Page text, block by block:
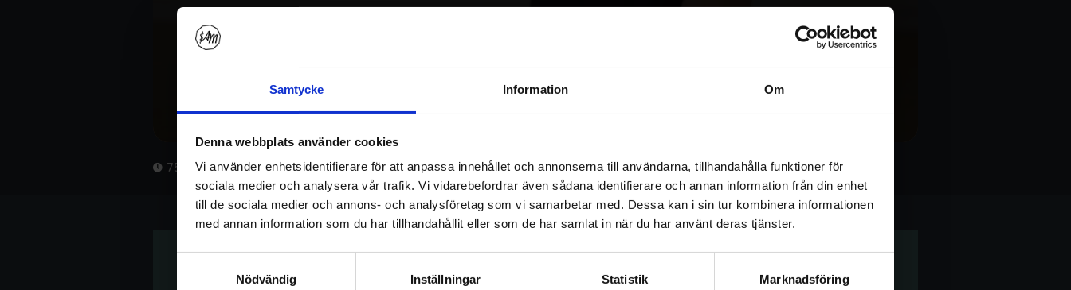
Samtycke Information Om
Denna webbplats använder cookies
Vi använder enhetsidentifierare för att anpassa innehållet och annonserna till användarna, tillhandahålla funktioner för
sociala medier och analysera vår trafik. Vi vidarebefordrar även sådana identifierare och annan information från din enhet
till de sociala medier och annons- och analysföretag som vi samarbetar med. Dessa kan i sin tur kombinera informationen
med annan information som du har tillhandahållit eller som de har samlat in när du har använt deras tjänster.
Nödvändig
Inställningar Statistik Marknadsföring
75 min Detta pass ingår i kursen:Kropp Sinne Stress